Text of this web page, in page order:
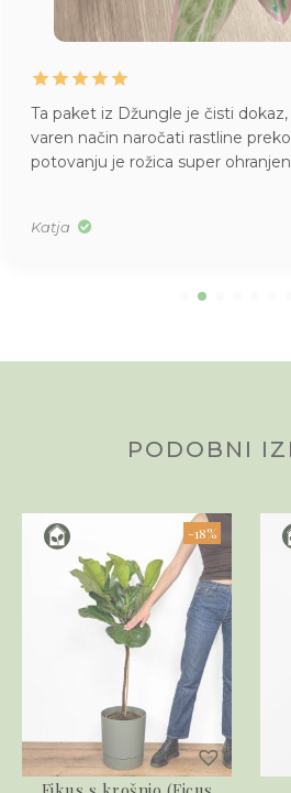
Ta paket iz Džungle je čisti
varen način naročati rastline
potovanju je rožica super
Katja
PODOBNI
-18%